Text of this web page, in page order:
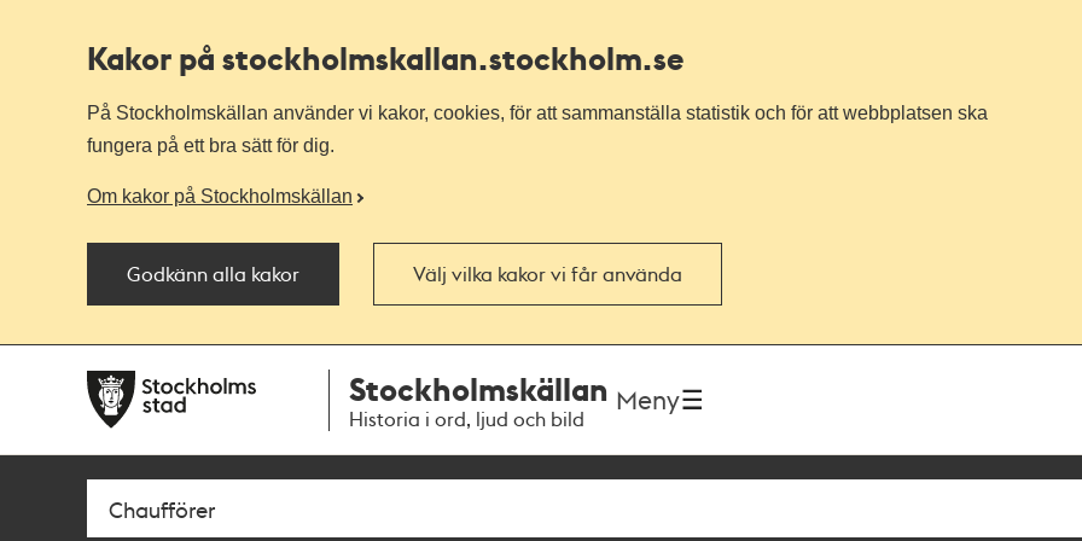
Kakor på stockholmskallan.stockholm.se
På Stockholmskällan använder vi kakor, cookies, för att sammanställa statistik och för att webbplatsen ska
fungera på ett bra sätt för dig.
Om kakor på Stockholmskällan
Godkänn alla kakor Välj vilka kakor vi får använda
navigationen
huvudinnehållet
Stockholmskällan
Historia i ord, ljud och bild
Meny
Sök